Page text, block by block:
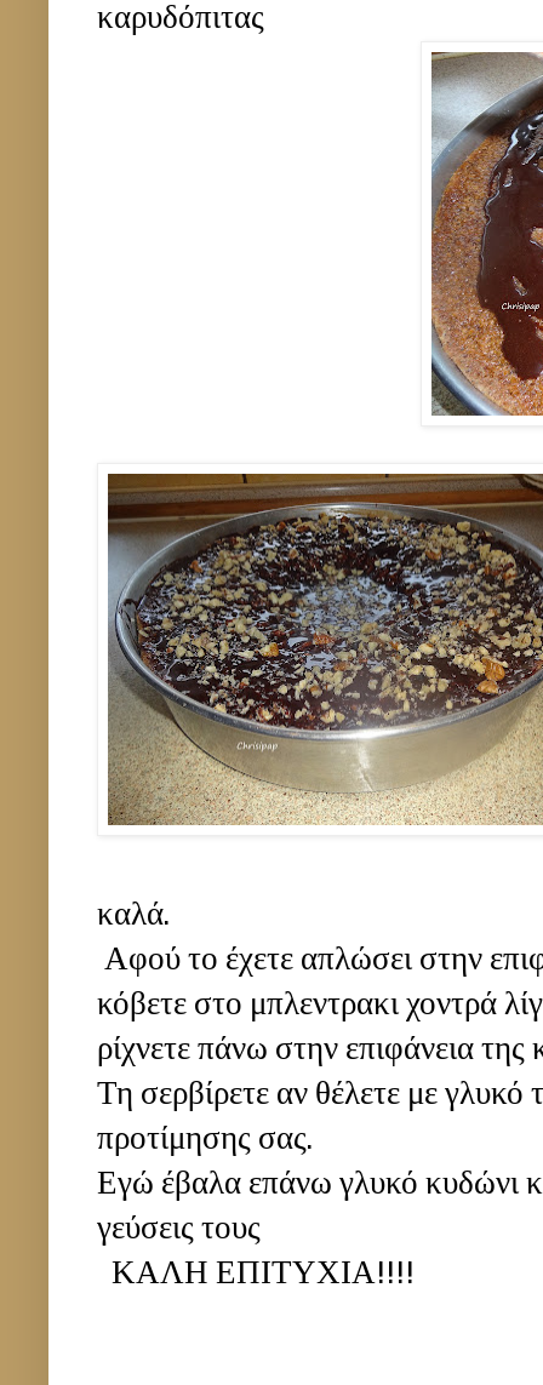
καρυδόπιτας
καλά.
Αφού το έχετε απλώσει στην
κόβετε στο μπλεντρακι χοντρά
ρίχνετε πάνω στην επιφάνεια της
Τη σερβίρετε αν θέλετε με γλυκό
προτίμησης σας.
Εγώ έβαλα επάνω γλυκό κυδώνι
γεύσεις τους
ΚΑΛΗ ΕΠΙΤΥΧΙΑ!!!!